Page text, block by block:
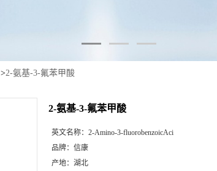
>2-氨基-3-氟苯甲酸
2-氨基-3-氟苯甲酸
英文名称： 2-Amino-3-fluorobenzoicAci
品牌： 信康
产地： 湖北